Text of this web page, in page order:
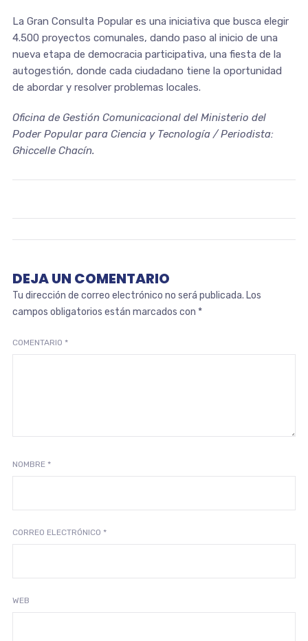
La Gran Consulta Popular es una iniciativa que busca elegir
4.500 proyectos comunales, dando paso al inicio de una
nueva etapa de democracia participativa, una fiesta de la
autogestión, donde cada ciudadano tiene la oportunidad
de abordar y resolver problemas locales.
Oficina de Gestión Comunicacional del Ministerio del
Poder Popular para Ciencia y Tecnología / Periodista:
Ghiccelle Chacín.
DEJA UN COMENTARIO
Tu dirección de correo electrónico no será publicada. Los
campos obligatorios están marcados con *
COMENTARIO *
NOMBRE *
CORREO ELECTRÓNICO *
WEB